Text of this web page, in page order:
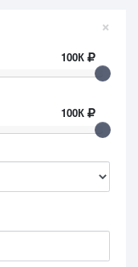
×
100К
100К